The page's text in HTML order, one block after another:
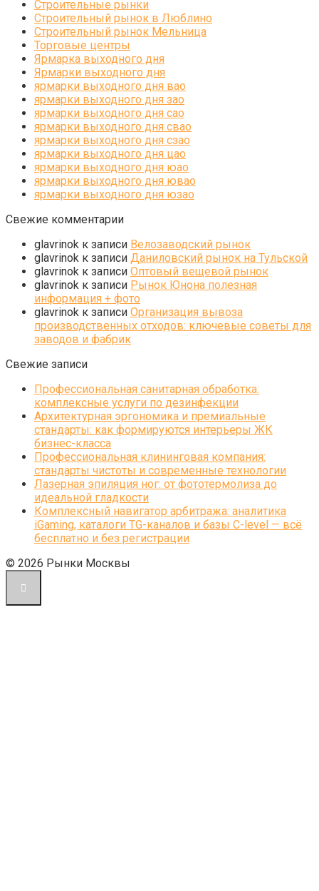
Строительные рынки
Строительный рынок в Люблино
Строительный рынок Мельница
Торговые центры
Ярмарка выходного дня
Ярмарки выходного дня
ярмарки выходного дня вао
ярмарки выходного дня зао
ярмарки выходного дня сао
ярмарки выходного дня свао
ярмарки выходного дня сзао
ярмарки выходного дня цао
ярмарки выходного дня юао
ярмарки выходного дня ювао
ярмарки выходного дня юзао
Свежие комментарии
glavrinok к записи Велозаводский рынок
glavrinok к записи Даниловский рынок на Тульской
glavrinok к записи Оптовый вещевой рынок
glavrinok к записи Рынок Юнона полезная
информация + фото
glavrinok к записи Организация вывоза
производственных отходов: ключевые советы для
заводов и фабрик
Свежие записи
Профессиональная санитарная обработка:
комплексные услуги по дезинфекции
Архитектурная эргономика и премиальные
стандарты: как формируются интерьеры ЖК
бизнес-класса
Профессиональная клининговая компания:
стандарты чистоты и современные технологии
Лазерная эпиляция ног: от фототермолиза до
идеальной гладкости
Комплексный навигатор арбитража: аналитика
iGaming, каталоги TG-каналов и базы C-level — всё
бесплатно и без регистрации
© 2026 Рынки Москвы